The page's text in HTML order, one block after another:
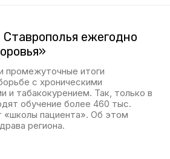
ежегодно
промежуточные итоги
с хроническими
и табакокурением. Так, только в
обучение более 460 тыс.
пациента». Об этом
региона.